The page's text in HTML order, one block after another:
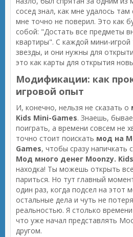
сосед знал, как мне удалось
мне точно не поверил. Это как
собой: "Достать все предметы
квартиры". С каждой мини-
звезды, и они нужны для
это как карты для открытия
Модификации: как
игровой опыт
И, конечно, нельзя не сказать о
Kids Mini-Games. Знаешь,
поиграть, а времени совсем не
точно стоит поискать мод на
Games, чтобы сразу напичкать
Мод много денег Moonzy.
находка! Ты можешь открыть
париться. Но тут главный
один раз, когда подсел на этот
остальные дела и чуть не
реальностью. Я столько
что уже начал представлять
другом.